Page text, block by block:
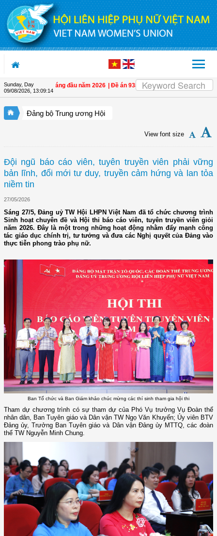
Skip to Content
Sunday, Day
09/08/2026, 13:09:16
tháng đầu năm 2026 | Đề án 938 nâng hiệu quả bảo vệ phụ nữ và trẻ em
Đảng bộ Trung ương Hội
View font size
Đội ngũ báo cáo viên, tuyên truyền viên phải vững
bản lĩnh, đổi mới tư duy, truyền cảm hứng và lan tỏa
niềm tin
27/05/2026
Sáng 27/5, Đảng uỷ TW Hội LHPN Việt Nam đã tổ chức chương trình
Sinh hoạt chuyên đề và Hội thi báo cáo viên, tuyên truyền viên giỏi
năm 2026. Đây là một trong những hoạt động nhằm đẩy mạnh công
tác giáo dục chính trị, tư tưởng và đưa các Nghị quyết của Đảng vào
thực tiễn phong trào phụ nữ.
Ban Tổ chức và Ban Giám khảo chúc mừng các thí sinh tham gia hội thi
Tham dự chương trình có sự tham dự của Phó Vụ trưởng Vụ Đoàn thể
nhân dân, Ban Tuyên giáo và Dân vận TW Ngọ Văn Khuyến; Ủy viên BTV
Đảng ủy, Trưởng Ban Tuyên giáo và Dân vận Đảng ủy MTTQ, các đoàn
thể TW Nguyễn Minh Chung.